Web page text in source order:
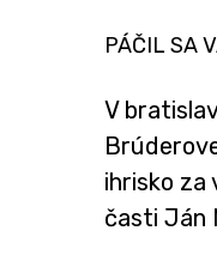
PÁČIL SA
V
ihrisko za
časti Ján